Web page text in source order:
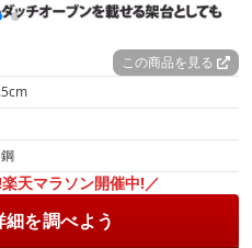
この商品を見る
天マラソン開催中!／
を調べよう